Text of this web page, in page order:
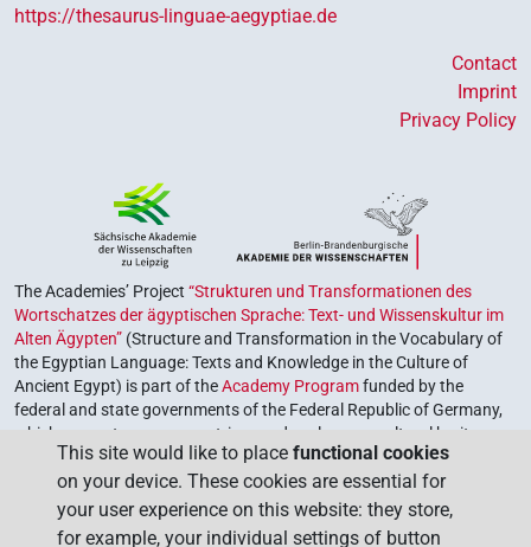
verwendet wird.
überflüssig scheint, hat eine gewisse Berechtigung.
auffällig, die
spezifischer ein „zwischen (zwei Dingen)“ bzw. ein
„inmitten“ bezeichnet, was an seiner Erklärung von
als Otholiten zweifeln lässt.
L. Popko, 20. März 2020.
Commentary author:AV Wortschatz der ägyptischen
Sprache, SAW(Data file created:20 Mar 2020,latest
revision: 09 Jun 2022)
https://thesaurus-linguae-aegyptiae.de
Contact
Imprint
Privacy Policy
The Academies’ Project “Strukturen und Transformationen des
Wortschatzes der ägyptischen Sprache: Text- und Wissenskultur im
Alten Ägypten” (Structure and Transformation in the Vocabulary of
the Egyptian Language: Texts and Knowledge in the Culture of
Ancient Egypt) is part of theAcademy Programfunded by the
federal and state governments of the Federal Republic of Germany,
which serves to preserve, retrieve and explore our cultural heritage.
The program is coordinated by theUnion of the German Academies
of Sciences and Humanities.
This site would like to place functional cookies
on your device. These cookies are essential for
your user experience on this website: they store,
for example, your individual settings of button